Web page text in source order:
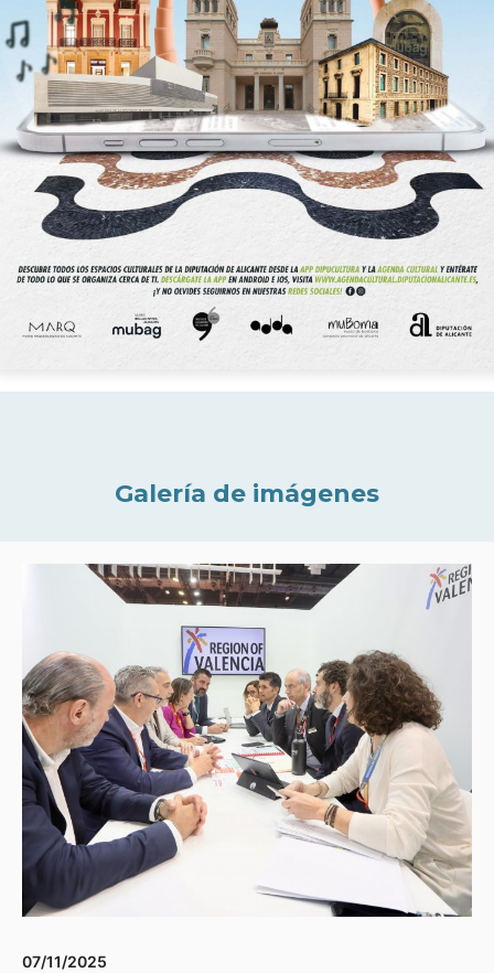
Galería de imágenes
07/11/2025